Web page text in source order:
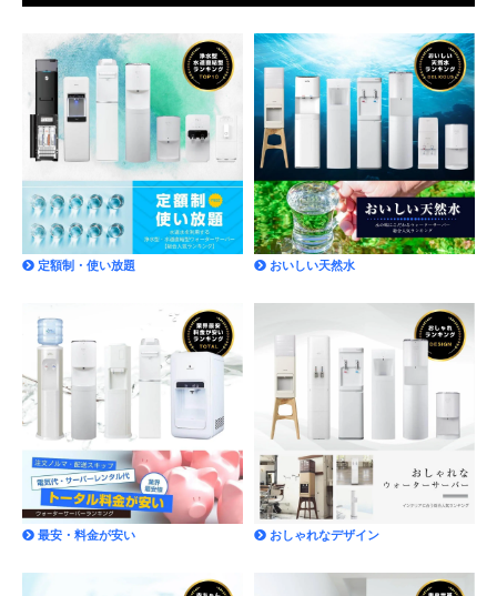
定額制・使い放題 おいしい天然水
最安・料金が安い おしゃれなデザイン